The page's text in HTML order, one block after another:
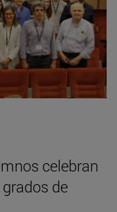
celebran
de